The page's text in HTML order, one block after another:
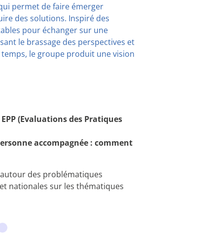
permet de faire émerger
des solutions. Inspiré des
pour échanger sur une
le brassage des perspectives et
le groupe produit une vision
(Evaluations des Pratiques
accompagnée : comment
des problématiques
nationales sur les thématiques